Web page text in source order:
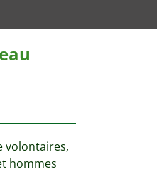
volontaires,
hommes